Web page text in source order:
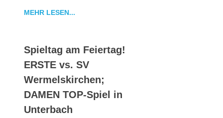
MEHR LESEN...
Spieltag am Feiertag!
ERSTE vs. SV
Wermelskirchen;
DAMEN TOP-Spiel in
Unterbach